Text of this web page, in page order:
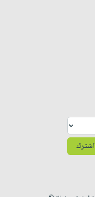
اشترك